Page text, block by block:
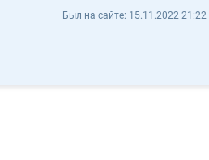
- Отзывы
Был на сайте: 15.11.2022 21:22